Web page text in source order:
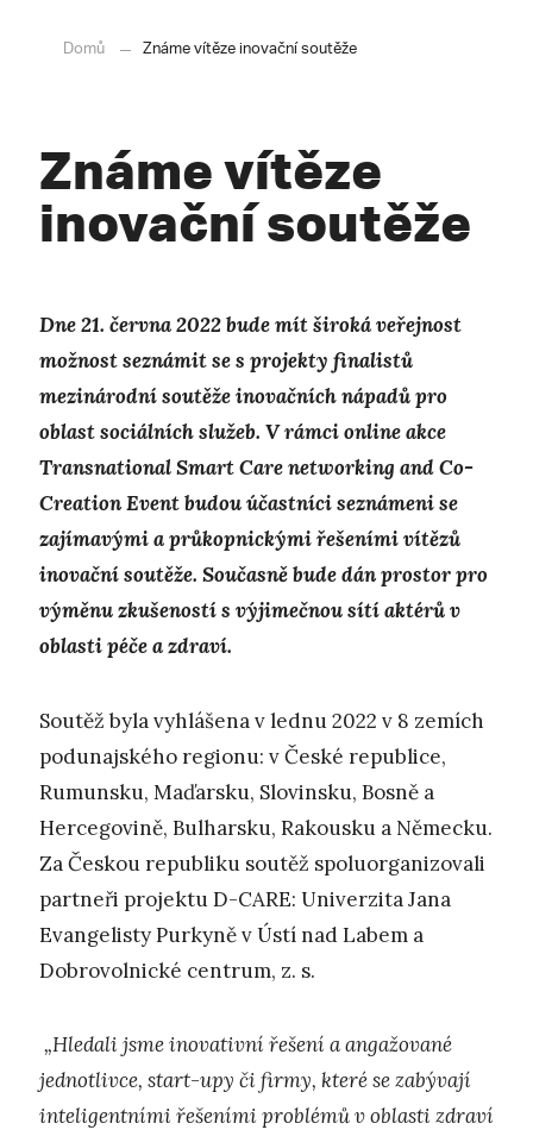
Domů Známe vítěze inovační soutěže
Známe vítěze
inovační soutěže
Dne 21. června 2022 bude mít široká veřejnost
možnost seznámit se s projekty finalistů
mezinárodní soutěže inovačních nápadů pro
oblast sociálních služeb. V rámcionline akce
Transnational Smart Care networking and Co-
Creation Event budou účastníci seznámeni se
zajímavýmia průkopnickými řešeními vítězů
inovační soutěže. Současně bude dán prostor pro
výměnu zkušeností s výjimečnou sítí aktérů v
oblasti péče a zdraví.
Soutěž byla vyhlášena v lednu 2022 v 8 zemích
podunajského regionu: v České republice,
Rumunsku, Maďarsku, Slovinsku, Bosně a
Hercegovině, Bulharsku, Rakousku a Německu.
Za Českou republiku soutěž spoluorganizovali
partneři projektu D-CARE: Univerzita Jana
Evangelisty Purkyně v Ústí nad Labem a
Dobrovolnické centrum, z. s.
„Hledali jsme inovativní řešení a angažované
jednotlivce, start-upy či firmy, které se zabývají
inteligentními řešeními problémů v oblasti zdraví